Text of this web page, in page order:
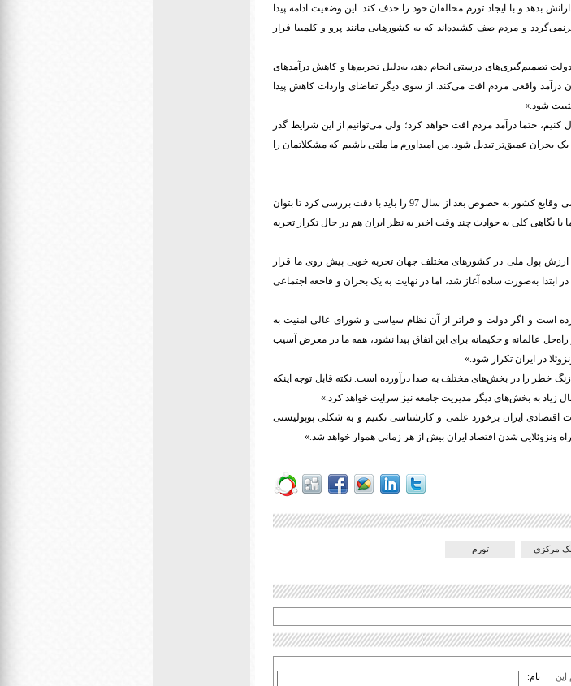
بدهد و با ایجاد تورم مخالفان خود را حذف کند. این وضعیت ادامه پیدا
و مردم صف کشیده‌اند که به کشورهایی مانند پرو و کلمبیا فرار
تصمیم‌گیری‌های درستی انجام دهد، به‌دلیل تحریم‌ها و کاهش درآمد‌های
درآمد واقعی مردم افت می‌کند. از سوی دیگر تقاضای واردات کاهش پیدا
شود.»
حتما درآمد مردم افت خواهد کرد؛ ولی می‌توانیم از این شرایط گذر
بحران عمیق‌تر تبدیل شود. من امیداورم ما ملتی باشیم که مشکلاتمان را
اما در مقابل، حسین راغفر، اقتصاددان معتقد است که «تمامی وقایع کشور به خصوص بعد از سال 97 را باید با دقت بررسی کرد تا بتوان
با نگاهی کلی به حوادث چند وقت اخیر به نظر ایران هم در حال تکرار تجربه
پول ملی در کشورهای مختلف جهان تجربه خوبی پیش روی ما قرار
ابتدا به‌صورت ساده آغاز شد، اما در نهایت به یک بحران و فاجعه اجتماعی
است و اگر دولت و فراتر از آن نظام سیاسی و شورای عالی امنیت به
عالمانه و حکیمانه برای این اتفاق پیدا نشود، همه ما در معرض آسیب
در ایران تکرار شود.»
خطر را در بخش‌های مختلف به صدا درآورده است. نکته قابل توجه اینکه
زیاد به بخش‌های دیگر مدیریت جامعه نیز سرایت خواهد کرد.»
اقتصادی ایران برخورد علمی و کارشناسی نکنیم و به شکلی پوپولیستی
ونزوئلایی شدن اقتصاد ایران بیش از هر زمانی هموار خواهد شد.»
مرکزی تورم
این
نام: